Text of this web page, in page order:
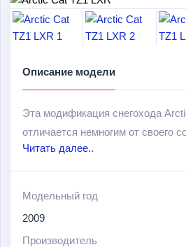
Описание модели
Эта модификация снегохода
отличается немногим от своего
Turbo LXR SP. Его отличие в
что снижает мощность
Комфортность – вот главный
модели снегохода
Читать далее..
Модельный год
2009
Производитель